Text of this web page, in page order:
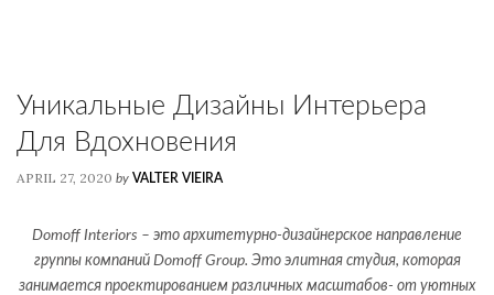
Уникальные Дизайны Интерьера
Для Вдохновения
APRIL 27, 2020 by VALTER VIEIRA
Domoff Interiors – это архитетурно-дизайнерское направление
группы компаний Domoff Group. Это элитная студия, которая
занимается проектированием различных масштабов- от уютных